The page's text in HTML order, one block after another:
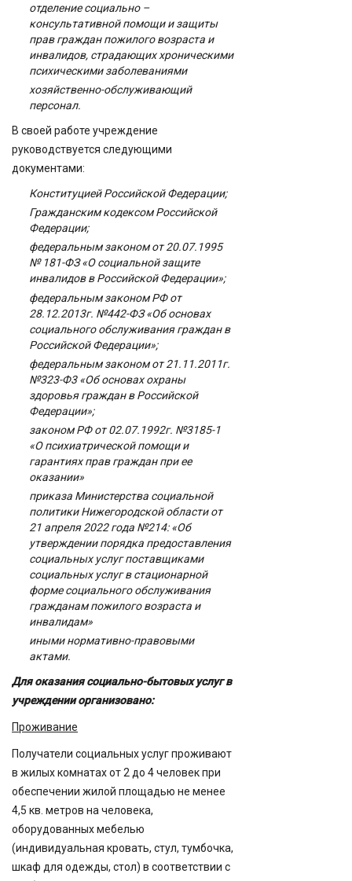
отделение социально –
консультативной помощи и защиты
прав граждан пожилого возраста и
инвалидов, страдающих хроническими
психическими заболеваниями
хозяйственно-обслуживающий
персонал.
В своей работе учреждение
руководствуется следующими
документами:
Конституцией Российской Федерации;
Гражданским кодексом Российской
Федерации;
федеральным законом от 20.07.1995
№ 181-ФЗ «О социальной защите
инвалидов в Российской Федерации»;
федеральным законом РФ от
28.12.2013г. №442-ФЗ «Об основах
социального обслуживания граждан в
Российской Федерации»;
федеральным законом от 21.11.2011г.
№323-Ф3 «Об основах охраны
здоровья граждан в Российской
Федерации»;
законом РФ от 02.07.1992г. №3185-1
«О психиатрической помощи и
гарантиях прав граждан при ее
оказании»
приказа Министерства социальной
политики Нижегородской области от
21 апреля 2022 года №214: «Об
утверждении порядка предоставления
социальных услуг поставщиками
социальных услуг в стационарной
форме социального обслуживания
гражданам пожилого возраста и
инвалидам»
иными нормативно-правовыми
актами.
Для оказания социально-бытовых услуг в
учреждении организовано:
Проживание
Получатели социальных услуг проживают
в жилых комнатах от 2 до 4 человек при
обеспечении жилой площадью не менее
4,5 кв. метров на человека,
оборудованных мебелью
(индивидуальная кровать, стул, тумбочка,
шкаф для одежды, стол) в соответствии с